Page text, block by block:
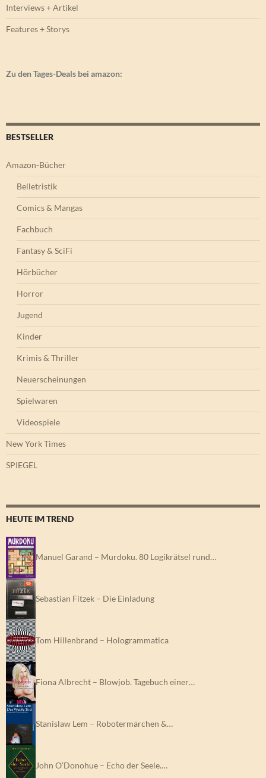
Interviews + Artikel
Features + Storys
Zu den Tages-Deals bei amazon:
BESTSELLER
Amazon-Bücher
Belletristik
Comics & Mangas
Fachbuch
Fantasy & SciFi
Hörbücher
Horror
Jugend
Kinder
Krimis & Thriller
Neuerscheinungen
Spielwaren
Videospiele
New York Times
SPIEGEL
HEUTE IM TREND
Manuel Garand – Murdoku. 80 Logikrätsel rund…
Sebastian Fitzek – Die Einladung
Tom Hillenbrand – Hologrammatica
Fiona Albrecht – Blowjob. Tagebuch einer…
Stanislaw Lem – Robotermärchen &…
John O’Donohue – Echo der Seele.…